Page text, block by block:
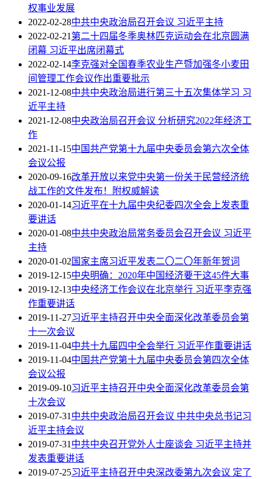
权事业发展
2022-02-28中共中央政治局召开会议 习近平主持
2022-02-21第二十四届冬季奥林匹克运动会在北京圆满
闭幕 习近平出席闭幕式
2022-02-14李克强对全国春季农业生产暨加强冬小麦田
间管理工作会议作出重要批示
2021-12-08中共中央政治局进行第三十五次集体学习 习
近平主持
2021-12-08中央政治局召开会议 分析研究2022年经济工
作
2021-11-15中国共产党第十九届中央委员会第六次全体
会议公报
2020-09-16改革开放以来党中央第一份关于民营经济统
战工作的文件发布！附权威解读
2020-01-14习近平在十九届中央纪委四次全会上发表重
要讲话
2020-01-08中共中央政治局常务委员会召开会议 习近平
主持
2020-01-02国家主席习近平发表二〇二〇年新年贺词
2019-12-15中央明确：2020年中国经济要干这45件大事
2019-12-13中央经济工作会议在北京举行 习近平李克强
作重要讲话
2019-11-27习近平主持召开中央全面深化改革委员会第
十一次会议
2019-11-04中共十九届四中全会举行 习近平作重要讲话
2019-11-04中国共产党第十九届中央委员会第四次全体
会议公报
2019-09-10习近平主持召开中央全面深化改革委员会第
十次会议
2019-07-31中共中央政治局召开会议 中共中央总书记习
近平主持会议
2019-07-31中共中央召开党外人士座谈会 习近平主持并
发表重要讲话
2019-07-25习近平主持召开中央深改委第九次会议 定了